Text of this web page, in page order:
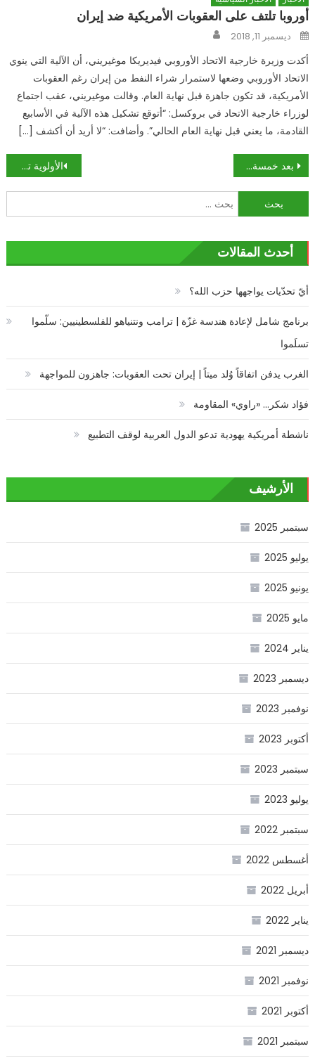
أوروبا تلتف على العقوبات الأمريكية ضد إيران
Posted
onديسمبر 11, 2018
أكدت وزيرة خارجية الاتحاد الأوروبي فيديريكا موغيريني، أن الآلية التي ينوي
الاتحاد الأوروبي وضعها لاستمرار شراء النفط من إيران رغم العقوبات
الأمريكية، قد تكون جاهزة قبل نهاية العام. وقالت موغيريني، عقب اجتماع
لوزراء خارجية الاتحاد في بروكسل: “أتوقع تشكيل هذه الآلية في الأسابيع
القادمة، ما يعني قبل نهاية العام الحالي”. وأضافت: “لا أريد أن أكشف […]
تصفّح
المقالات
الأولوية تفادي الترحيل إلى الولايات المتحدة: أسانج مستعد للتعاون مع السويد بعد خمسة أعوام وشهرين، الجدة الأسترالية وأطفال خالد شروف معاً من جديد
البحث
عن:
أحدث المقالات
أيّ تحدّيات يواجهها حزب الله؟
برنامج شامل لإعادة هندسة غزّة | ترامب ونتنياهو للفلسطينيين: سلّموا
تسلَموا
الغرب يدفن اتفاقاً وُلد ميتاً | إيران تحت العقوبات: جاهزون للمواجهة
فؤاد شكر… «راوي» المقاومة
ناشطة أمريكية يهودية تدعو الدول العربية لوقف التطبيع
الأرشيف
سبتمبر 2025
يوليو 2025
يونيو 2025
مايو 2025
يناير 2024
ديسمبر 2023
نوفمبر 2023
أكتوبر 2023
سبتمبر 2023
يوليو 2023
سبتمبر 2022
أغسطس 2022
أبريل 2022
يناير 2022
ديسمبر 2021
نوفمبر 2021
أكتوبر 2021
سبتمبر 2021